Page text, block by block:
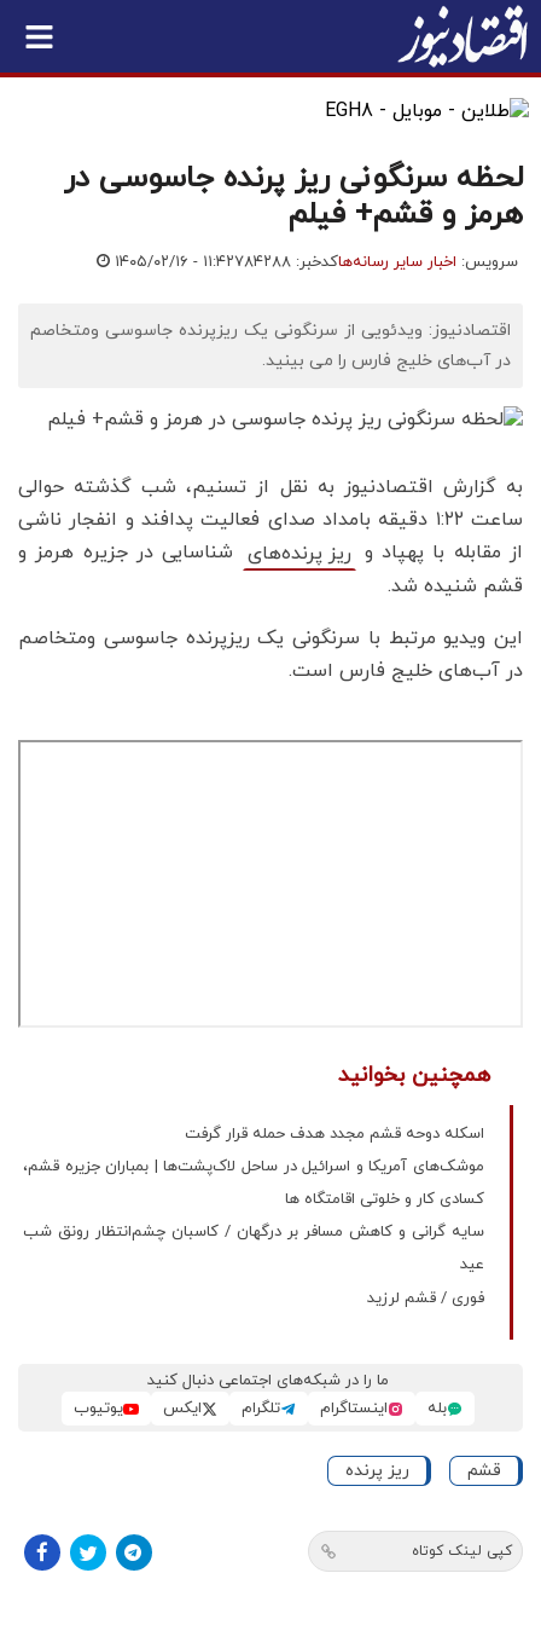
لحظه سرنگونی ریز پرنده جاسوسی در
هرمز و قشم+ فیلم
سرویس: اخبار سایر رسانه‌هاکدخبر: ۷۸۴۲۸۸ ۱۴۰۵/۰۲/۱۶ - ۱۱:۴۲
اقتصادنیوز: ویدئویی از سرنگونی یک ریزپرنده جاسوسی و‌متخاصم
در آب‌های خلیج فارس را می بینید.
به گزارش اقتصادنیوز به نقل از تسنیم، شب گذشته‌ حوالی
ساعت ۱:۲۲ دقیقه بامداد صدای فعالیت پدافند و انفجار ناشی
از مقابله با پهپاد و ریز پرنده‌های شناسایی در جزیره هرمز و
قشم شنیده شد.
این ویدیو مرتبط با سرنگونی یک ریزپرنده جاسوسی و‌متخاصم
در آب‌های خلیج فارس است.
همچنین بخوانید
اسکله دوحه قشم مجدد هدف حمله قرار گرفت
موشک‌های آمریکا و اسرائیل در ساحل لاک‌پشت‌ها | بمباران جزیره قشم،
کسادی کار و خلوتی اقامتگاه‌ ها
سایه گرانی و کاهش مسافر بر درگهان / کاسبان چشم‌انتظار رونق شب
عید
فوری / قشم لرزید
ما را در شبکه‌های اجتماعی دنبال کنید
بله
اینستاگرام تلگرام ایکس یوتیوب
قشم ریز پرنده
کپی لینک کوتاه